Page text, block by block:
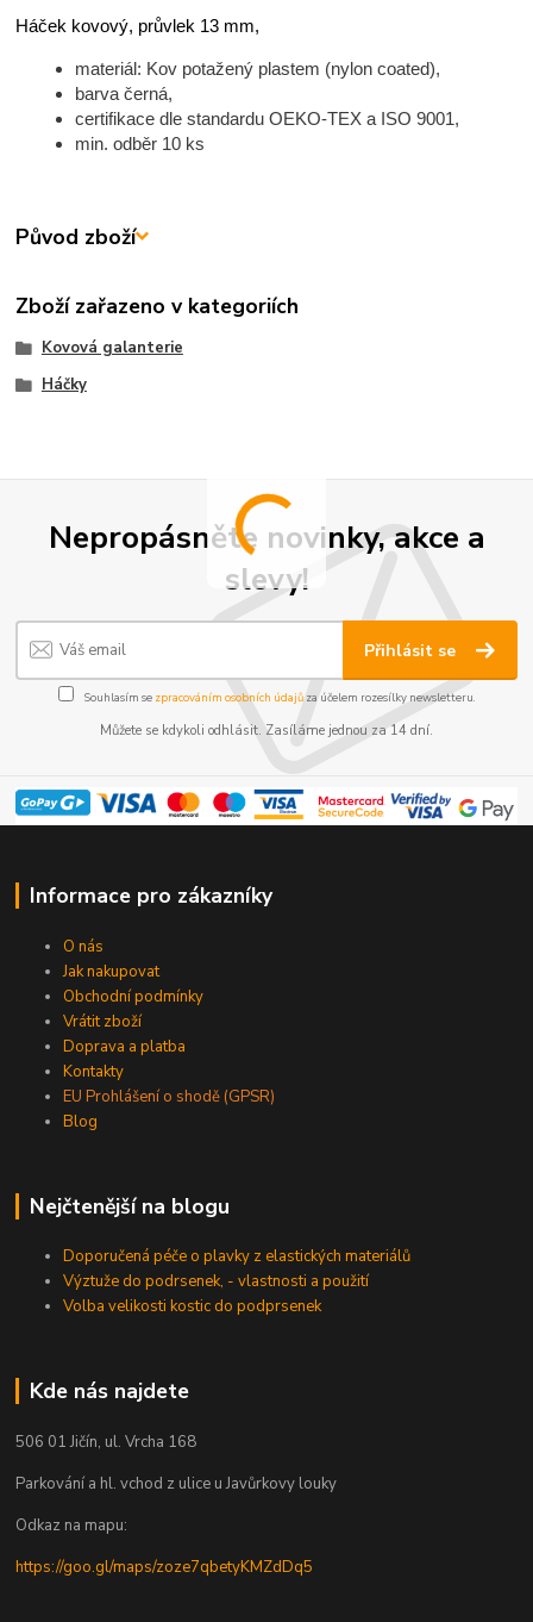
Háček kovový, průvlek 13 mm,
materiál: Kov potažený plastem (nylon coated),
barva černá,
certifikace dle standardu OEKO-TEX a ISO 9001,
min. odběr 10 ks
Původ zboží
Zboží zařazeno v kategoriích
Kovová galanterie
Háčky
Nepropásněte novinky, akce a
slevy!
Přihlásit se
Souhlasím se zpracováním osobních údajůza účelem rozesílky newsletteru.
Můžete se kdykoli odhlásit. Zasíláme jednou za 14 dní.
Informace pro zákazníky
O nás
Jak nakupovat
Obchodní podmínky
Vrátit zboží
Doprava a platba
Kontakty
EU Prohlášení o shodě (GPSR)
Blog
Nejčtenější na blogu
Doporučená péče o plavky z elastických materiálů
Výztuže do podrsenek, - vlastnosti a použití
Volba velikosti kostic do podprsenek
Kde nás najdete
506 01 Jičín, ul. Vrcha 168
Parkování a hl. vchod z ulice u Javůrkovy louky
Odkaz na mapu:
https://goo.gl/maps/zoze7qbetyKMZdDq5